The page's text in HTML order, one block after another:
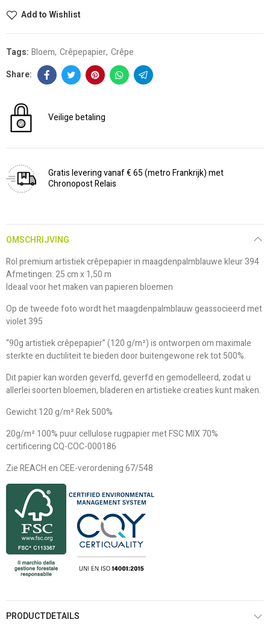
Add to Wishlist
Tags: Bloem Crêpepapier Crêpe
Veilige betaling
Gratis levering vanaf € 65 (metro Frankrijk) met
Chronopost Relais
OMSCHRIJVING
Rol premium artistiek crêpepapier in maagdenpalmblauwe kleur 394
Afmetingen: 25 cm x 1,50 m
Ideaal voor het maken van papieren bloemen
Op de tweede foto wordt het maagdenpalmblauw geassocieerd met
violet 395
“90g artistiek crêpepapier” (120 g/m²) is ontworpen om maximale
sterkte en ductiliteit te bieden door buitengewone rek tot 500%.
Dit papier kan worden geverfd, geverfd en gemodelleerd, zodat u
allerlei soorten bloemen, bladeren en artistieke creaties kunt maken.
Gewicht 120 g/m² Rek 500%
20g/m² 100% puur cellulose rugpapier met FSC MIX 70%
certificering CQ-COC-000186
Zie REACH en CEE-verordening 67/548
PRODUCTDETAILS